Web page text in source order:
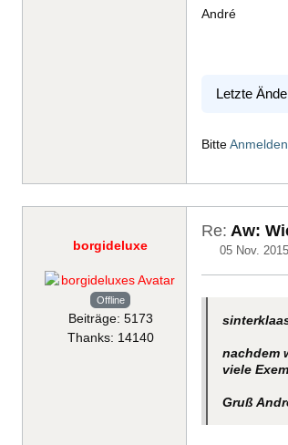
André
Letzte
BitteAnmelden
borgideluxe
Offline
Beiträge: 5173
Thanks: 14140
Re: Aw:
05 Nov.
nachdem
viele
Gruß